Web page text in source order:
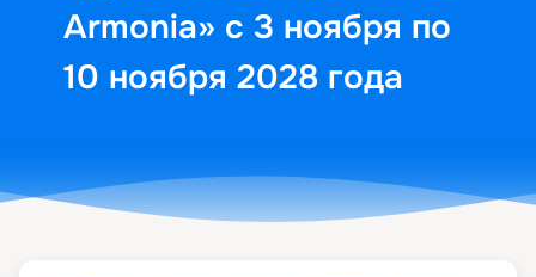
Armonia» с 3 ноября по
10 ноября 2028 года